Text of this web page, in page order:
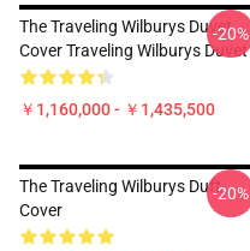
The Traveling Wilburys Duvet
Cover Traveling Wilburys Duvet
￥1,160,000 - ￥1,435,500
-20%
The Traveling Wilburys Duft
Cover
-20%